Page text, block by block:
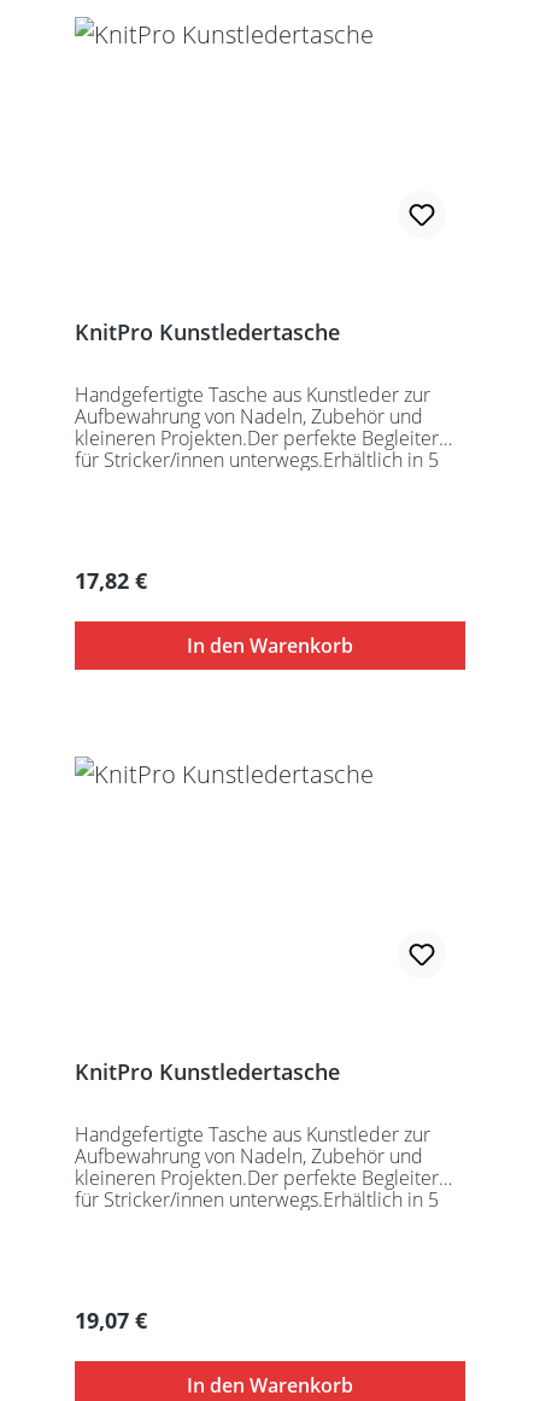
KnitPro Kunstledertasche
Handgefertigte Tasche aus Kunstleder zur
Aufbewahrung von Nadeln, Zubehör und
kleineren Projekten.Der perfekte Begleiter
für Stricker/innen unterwegs.Erhältlich in 5
Regulärer Preis:
17,82 €
In den Warenkorb
KnitPro Kunstledertasche
Handgefertigte Tasche aus Kunstleder zur
Aufbewahrung von Nadeln, Zubehör und
kleineren Projekten.Der perfekte Begleiter
für Stricker/innen unterwegs.Erhältlich in 5
Regulärer Preis:
19,07 €
In den Warenkorb